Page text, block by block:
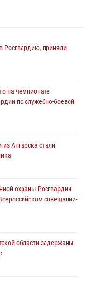
Росгвардию, приняли
на чемпионате
по служебно-боевой
Ангарска стали
охраны Росгвардии
совещании-
области задержаны